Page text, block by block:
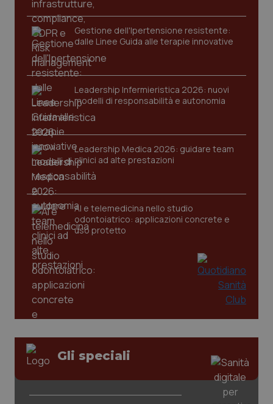
Gestione dell'Ipertensione resistente:
dalle Linee Guida alle terapie innovative
Leadership Infermieristica 2026: nuovi
modelli di responsabilità e autonomia
Leadership Medica 2026: guidare team
clinici ad alte prestazioni
AI e telemedicina nello studio
odontoiatrico: applicazioni concrete e
uso protetto
Gli speciali
CookieScriptConsent
CookieScript
www.quotidianosanita.it
tracking-sites-ironfish-
tracking-enable
www.quotidianosanita.it
tracking-sites-ironfish-
www.quotidianosanita.it
2